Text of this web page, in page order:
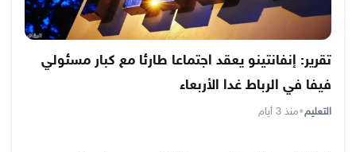
تقرير: إنفانتينو يعقد اجتماعا طارئا مع كبار مسئولي
فيفا في الرباط غدا الأربعاء
التعليم•منذ 3 أيام